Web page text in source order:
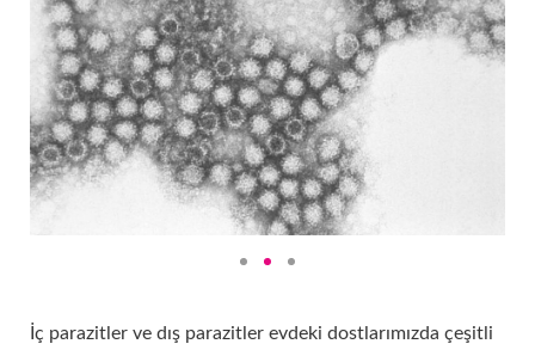
İç parazitler ve dış parazitler evdeki dostlarımızda çeşitli